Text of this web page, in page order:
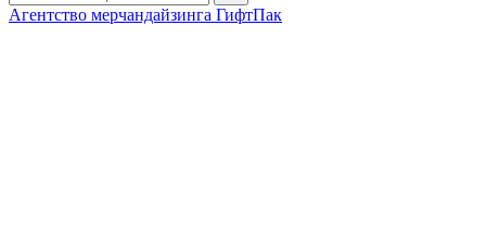
Агентство мерчандайзинга ГифтПак